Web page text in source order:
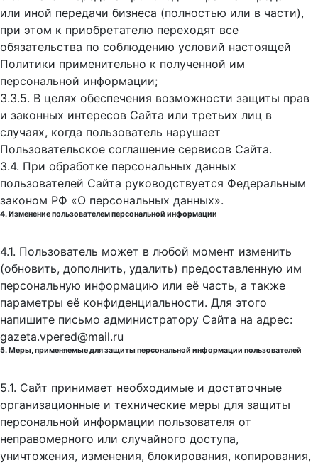
или иной передачи бизнеса (полностью или в части),
при этом к приобретателю переходят все
обязательства по соблюдению условий настоящей
Политики применительно к полученной им
персональной информации;
3.3.5. В целях обеспечения возможности защиты прав
и законных интересов Сайта или третьих лиц в
случаях, когда пользователь нарушает
Пользовательское соглашение сервисов Сайта.
3.4. При обработке персональных данных
пользователей Сайта руководствуется Федеральным
законом РФ «О персональных данных».
4. Изменение пользователем персональной информации
4.1. Пользователь может в любой момент изменить
(обновить, дополнить, удалить) предоставленную им
персональную информацию или её часть, а также
параметры её конфиденциальности. Для этого
напишите письмо администратору Сайта на адрес:
gazeta.vpered@mail.ru
5. Меры, применяемые для защиты персональной информации пользователей
5.1. Сайт принимает необходимые и достаточные
организационные и технические меры для защиты
персональной информации пользователя от
неправомерного или случайного доступа,
уничтожения, изменения, блокирования, копирования,